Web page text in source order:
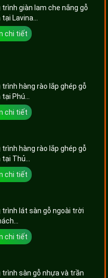
trình giàn lam che nắng gỗ
Lavina...
chi tiết
trình hàng rào lắp ghép gỗ
Phú...
chi tiết
trình hàng rào lắp ghép gỗ
tại Thủ...
chi tiết
trình lát sàn gỗ ngoài trời
chi tiết
trình sàn gỗ nhựa và trần